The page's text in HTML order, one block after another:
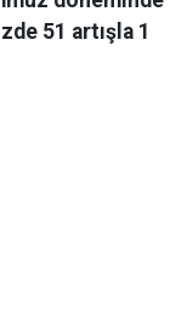
51 artışla 1